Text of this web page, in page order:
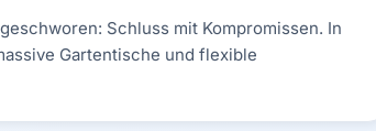
Schluss mit Kompromissen. In
Gartentische und flexible